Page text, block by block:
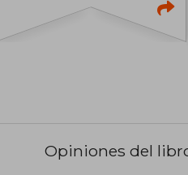
Opiniones del